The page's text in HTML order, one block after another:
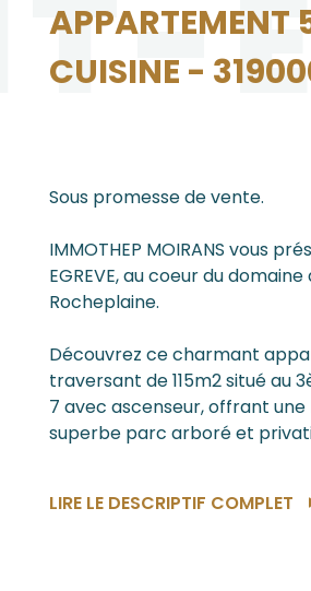
APPARTEMENT
CUISINE -
Sous promesse de vente.
IMMOTHEP MOIRANS vous
EGREVE, au coeur du domaine
Rocheplaine.
Découvrez ce charmant
traversant de 115m2 situé au
7 avec ascenseur, offrant une
superbe parc arboré et
LIRE LE DESCRIPTIF COMPLET